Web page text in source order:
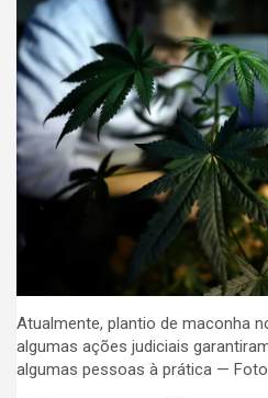
Atualmente, plantio de maconha
algumas ações judiciais
algumas pessoas à prática —